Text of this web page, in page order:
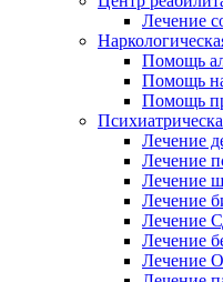
Лечение
Помощь
Помощь
Помощь
Лечение
Лечение
Лечение
Лечение
Лечение
Лечение
Лечение